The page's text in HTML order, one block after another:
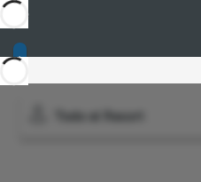
Todo el Resort